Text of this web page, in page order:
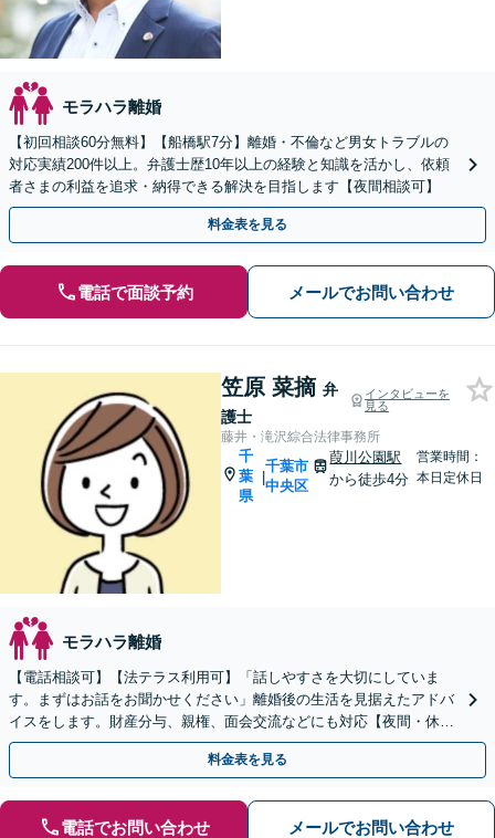
モラハラ離婚
【初回相談60分無料】【船橋駅7分】離婚・不倫など男女トラブルの
対応実績200件以上。弁護士歴10年以上の経験と知識を活かし、依頼
者さまの利益を追求・納得できる解決を目指します【夜間相談可】
料金表を見る
電話で面談予約 メールでお問い合わせ
笠原 菜摘 弁
護士
インタビューを
見る
藤井・滝沢綜合法律事務所
千
葉
県
|
千葉市
中央区
葭川公園駅
から徒歩4分
営業時間：
本日定休日
モラハラ離婚
【電話相談可】【法テラス利用可】「話しやすさを大切にしていま
す。まずはお話をお聞かせください」離婚後の生活を見据えたアドバ
イスをします。財産分与、親権、面会交流などにも対応【夜間・休日
面談】【子連れ相談可】【葭川公園駅5分】
料金表を見る
電話でお問い合わせ メールでお問い合わせ